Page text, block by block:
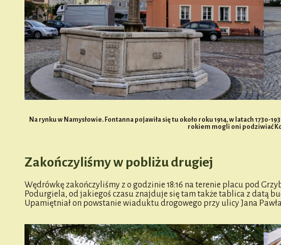
Na rynku w Namysłowie. Fontanna pojawiła się tu około roku 1914, w latach 1730-
rokiem mogli oni podziwiać
Zakończyliśmy w pobliżu drugiej
Wędrówkę zakończyliśmy z o godzinie 18:16 na terenie placu pod
Podurgiela, od jakiegoś czasu znajduje się tam także tablica z datą
Upamiętniał on powstanie wiaduktu drogowego przy ulicy Jana